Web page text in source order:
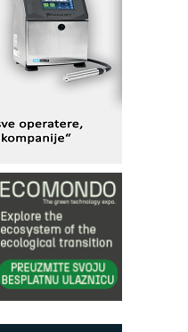
rešenja za
i logističke
preciznosti u
ispitivanje
koje
hidrauličkih
fluida
– Napredna
hidrauličkim i